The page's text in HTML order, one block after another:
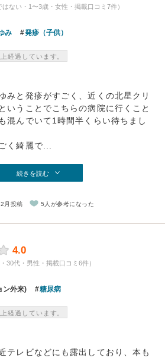
ない・1〜3歳・女性・掲載口コミ7件）
み 発疹（子供）
経過しています。
みと発疹がすごく、近くの北星クリ
いうことでこちらの病院に行くこと
混んでいて1時間半くらい待ちまし
く綺麗で...
続きを読む
月投稿 5人が参考になった
4.0
30代・男性・掲載口コミ6件）
ン外来) 糖尿病
経過しています。
テレビなどにも露出しており、本も